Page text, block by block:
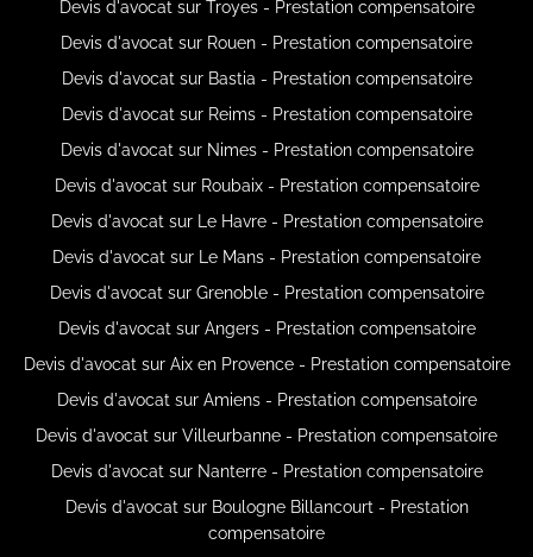
Devis d'avocat sur Troyes - Prestation compensatoire
Devis d'avocat sur Rouen - Prestation compensatoire
Devis d'avocat sur Bastia - Prestation compensatoire
Devis d'avocat sur Reims - Prestation compensatoire
Devis d'avocat sur Nimes - Prestation compensatoire
Devis d'avocat sur Roubaix - Prestation compensatoire
Devis d'avocat sur Le Havre - Prestation compensatoire
Devis d'avocat sur Le Mans - Prestation compensatoire
Devis d'avocat sur Grenoble - Prestation compensatoire
Devis d'avocat sur Angers - Prestation compensatoire
Devis d'avocat sur Aix en Provence - Prestation compensatoire
Devis d'avocat sur Amiens - Prestation compensatoire
Devis d'avocat sur Villeurbanne - Prestation compensatoire
Devis d'avocat sur Nanterre - Prestation compensatoire
Devis d'avocat sur Boulogne Billancourt - Prestation
compensatoire